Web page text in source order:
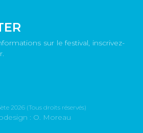
sur le festival, inscrivez-
2026 (Tous droits réservés)
: O. Moreau